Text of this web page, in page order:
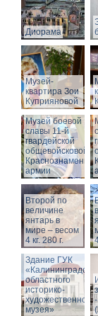
Диорама
Музей-
квартира Зои
Куприяновой
Музей боевой
славы 11-й
гвардейской
общевойсковой
Краснознаменной
армии
Второй по
величине
янтарь в
мире – весом
4 кг. 280 г.
Здание ГУК
«Калининградского
областного
историко-
художественного
музея»